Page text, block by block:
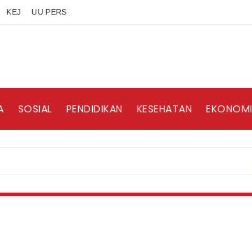
KEJ UU PERS
SOSIAL PENDIDIKAN KESEHATAN EKONOMI